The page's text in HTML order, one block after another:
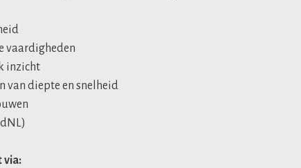
vaardigheden
inzicht
van diepte en snelheid
via: